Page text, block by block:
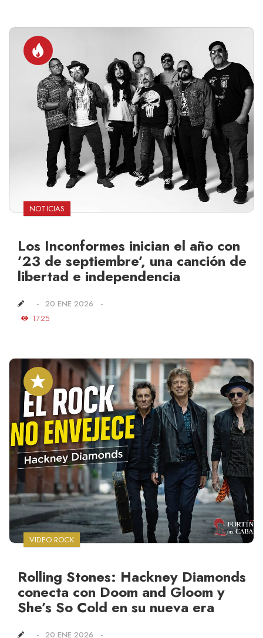
NOTICIAS
Los Inconformes inician el año con
’23 de septiembre’, una canción de
libertad e independencia
20 ENE 2026
1725
VIDEO ROCK
Rolling Stones: Hackney Diamonds
conecta con Doom and Gloom y
She’s So Cold en su nueva era
20 ENE 2026